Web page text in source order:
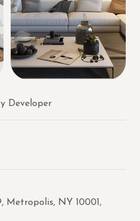
Developer
Metropolis, NY 10001,